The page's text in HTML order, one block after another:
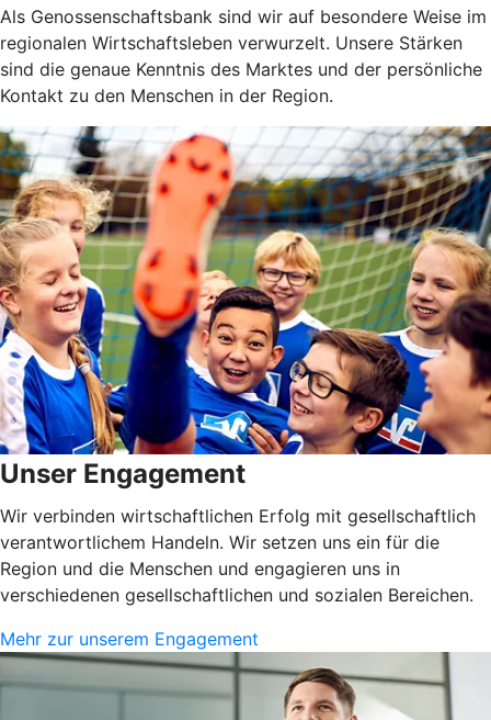
Als Genossenschaftsbank sind wir auf besondere Weise im
regionalen Wirtschaftsleben verwurzelt. Unsere Stärken
sind die genaue Kenntnis des Marktes und der persönliche
Kontakt zu den Menschen in der Region.
Unser Engagement
Wir verbinden wirtschaftlichen Erfolg mit gesellschaftlich
verantwortlichem Handeln. Wir setzen uns ein für die
Region und die Menschen und engagieren uns in
verschiedenen gesellschaftlichen und sozialen Bereichen.
Mehr zur unserem Engagement